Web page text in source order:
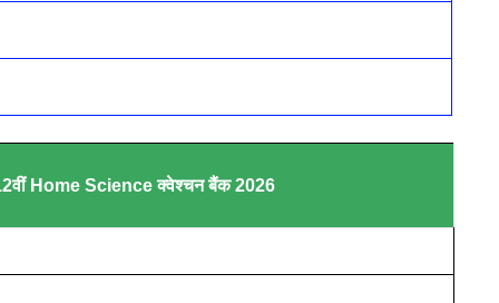
Home Science क्वेश्चन बैंक 2026